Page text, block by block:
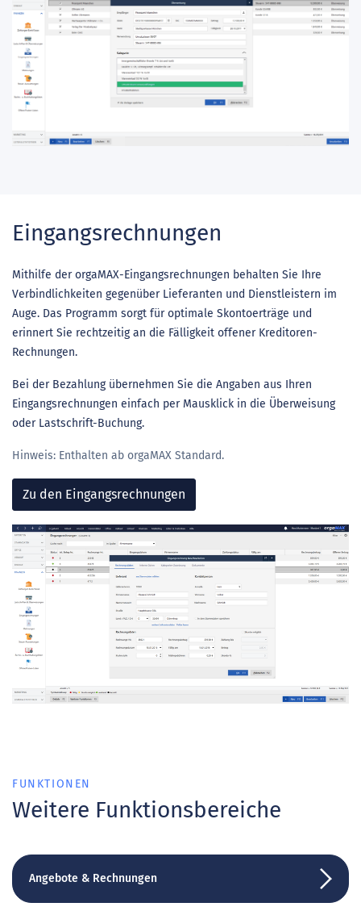
Eingangsrechnungen
Mithilfe der orgaMAX-Eingangsrechnungen behalten Sie Ihre
Verbindlichkeiten gegenüber Lieferanten und Dienstleistern im
Auge. Das Programm sorgt für optimale Skontoerträge und
erinnert Sie rechtzeitig an die Fälligkeit offener Kreditoren-
Rechnungen.
Bei der Bezahlung übernehmen Sie die Angaben aus Ihren
Eingangsrechnungen einfach per Mausklick in die Überweisung
oder Lastschrift-Buchung.
Hinweis: Enthalten ab orgaMAX Standard.
Zu den Eingangsrechnungen
FUNKTIONEN
Weitere Funktionsbereiche
Angebote & Rechnungen